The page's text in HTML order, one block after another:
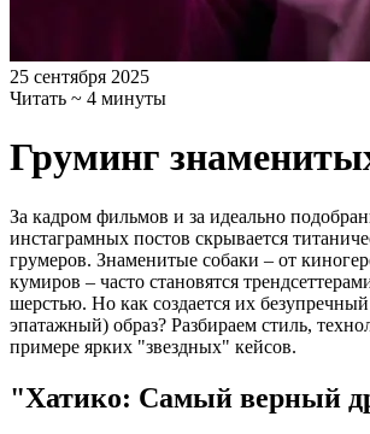
25 сентября 2025
Читать ~ 4 минуты
Груминг
За кадром фильмов и за идеально
инстаграмных постов скрывается
грумеров. Знаменитые собаки – от
кумиров – часто становятся
шерстью. Но как создается их
эпатажный) образ? Разбираем стиль,
примере ярких "звездных" кейсов.
"Хатико: Самый верный